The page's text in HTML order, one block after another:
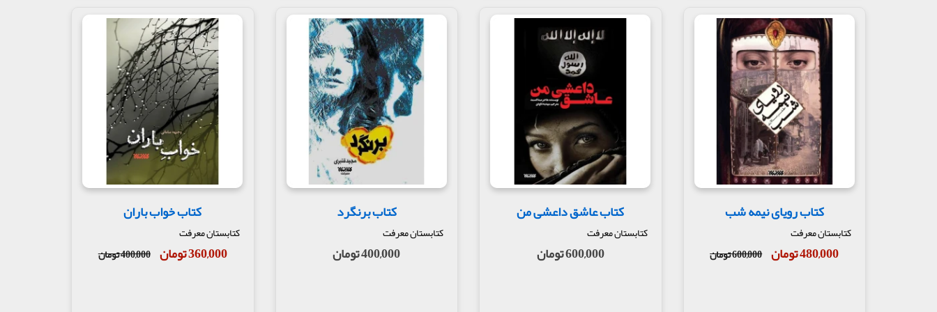
کتاب رویای نیمه شب
کتابستان معرفت
480,000 تومان 600,000 تومان
کتاب عاشق داعشی من
کتابستان معرفت
600,000 تومان
کتاب برنگرد
کتابستان معرفت
400,000 تومان
کتاب خواب باران
کتابستان معرفت
360,000 تومان 400,000 تومان